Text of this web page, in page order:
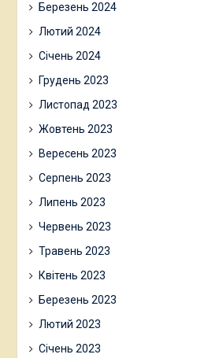
Березень 2024
Лютий 2024
Січень 2024
Грудень 2023
Листопад 2023
Жовтень 2023
Вересень 2023
Серпень 2023
Липень 2023
Червень 2023
Травень 2023
Квітень 2023
Березень 2023
Лютий 2023
Січень 2023